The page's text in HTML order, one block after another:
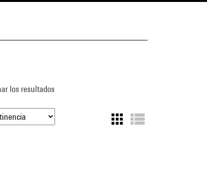
los resultados